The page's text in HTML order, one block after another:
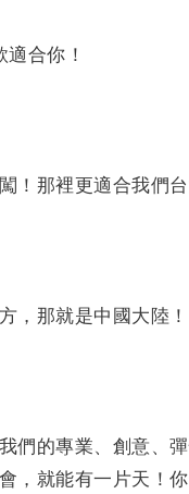
合你！
！那裡更適合我們
，那就是中國大陸！
們的專業、創意、彈
，就能有一片天！